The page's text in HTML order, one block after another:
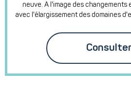
neuve. A l'image des changements
avec l'élargissement des domaines
Consulter